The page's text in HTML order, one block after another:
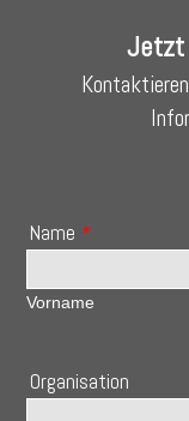
Jetzt
Name *
Vorname
Organisation